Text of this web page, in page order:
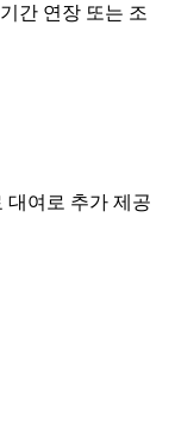
간 연장 또는 조
대여로 추가 제공